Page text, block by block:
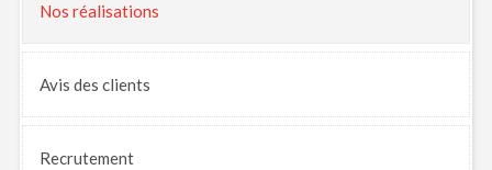
Nos réalisations
Avis des clients
Recrutement